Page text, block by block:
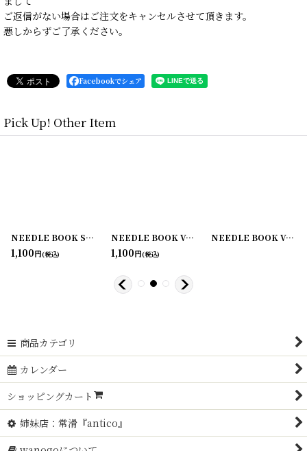
ご返信がない場合はご注文をキャンセルさせて頂きます。
悪しからずご了承ください。
Facebookでシェア
Pick Up! Other Item
[210611-4
NEEDLE BOOK SHAKESPEARE [210611-3]
1,100円(税込)
NEEDLE BOOK VON'S LIBERTY [210611-7]
1,100円(税込)
NEEDLE BOOK VON'S MARKETS
商品カテゴリ
カレンダー
ショッピングカート
姉妹店：常滑『antico』